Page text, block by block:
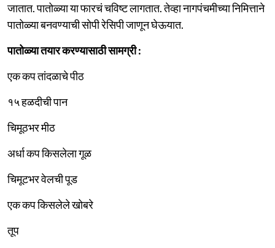
जातात. पातोळ्या या फारचं चविष्ट लागतात. तेव्हा नागपंचमीच्या निमित्ताने
पातोळ्या बनवण्याची सोपी रेसिपी जाणून घेऊयात.
पातोळ्या तयार करण्यासाठी सामग्री :
एक कप तांदळाचे पीठ
१५ हळदीची पान
चिमूठभर मीठ
अर्धा कप किसलेला गूळ
चिमूटभर वेलची पूड
एक कप किसलेले खोबरे
तूप